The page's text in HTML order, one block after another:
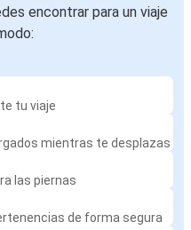
encontrar para un viaje
tu viaje
mientras te desplazas
las piernas
de forma segura